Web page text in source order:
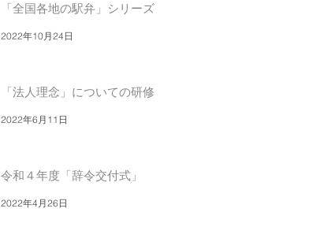
「全国各地の駅弁」シリーズ
2022年10月24日
「法人理念」についての研修
2022年6月11日
令和４年度「辞令交付式」
2022年4月26日